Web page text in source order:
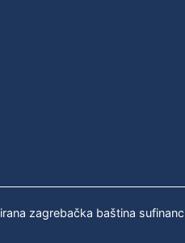
zagrebačka baština